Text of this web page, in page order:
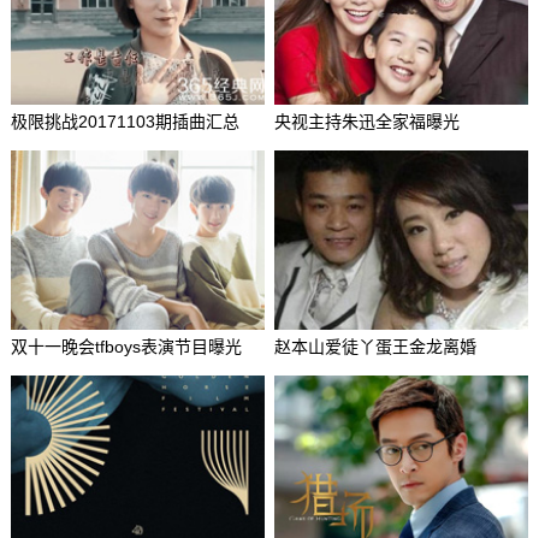
极限挑战20171103期插曲汇总 央视主持朱迅全家福曝光
双十一晚会tfboys表演节目曝光 赵本山爱徒丫蛋王金龙离婚